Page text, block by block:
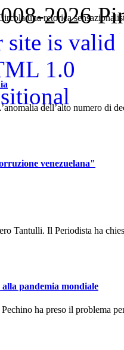
una retorica
dell’alto numero di
venezuelana"
Tantulli. Il Periodista ha
pandemia mondiale
ha preso il problema
2026